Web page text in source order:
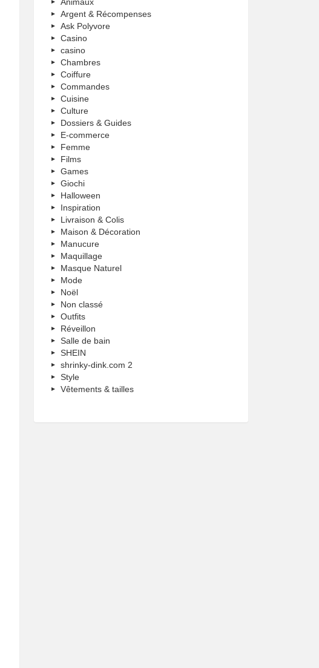
Argent & Récompenses
Ask Polyvore
Casino
casino
Chambres
Coiffure
Commandes
Cuisine
Culture
Dossiers & Guides
E-commerce
Femme
Films
Games
Giochi
Halloween
Inspiration
Livraison & Colis
Maison & Décoration
Manucure
Maquillage
Masque Naturel
Mode
Noël
Non classé
Outfits
Réveillon
Salle de bain
SHEIN
shrinky-dink.com 2
Style
Vêtements & tailles